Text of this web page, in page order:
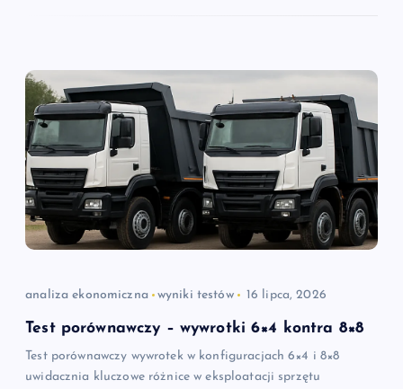
analiza ekonomiczna wyniki testów 16 lipca, 2026
Test porównawczy – wywrotki 6×4 kontra 8×8
Test porównawczy wywrotek w konfiguracjach 6×4 i 8×8
uwidacznia kluczowe różnice w eksploatacji sprzętu